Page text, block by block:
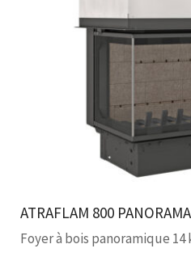
ATRAFLAM 800
Foyer à bois panoramique 14